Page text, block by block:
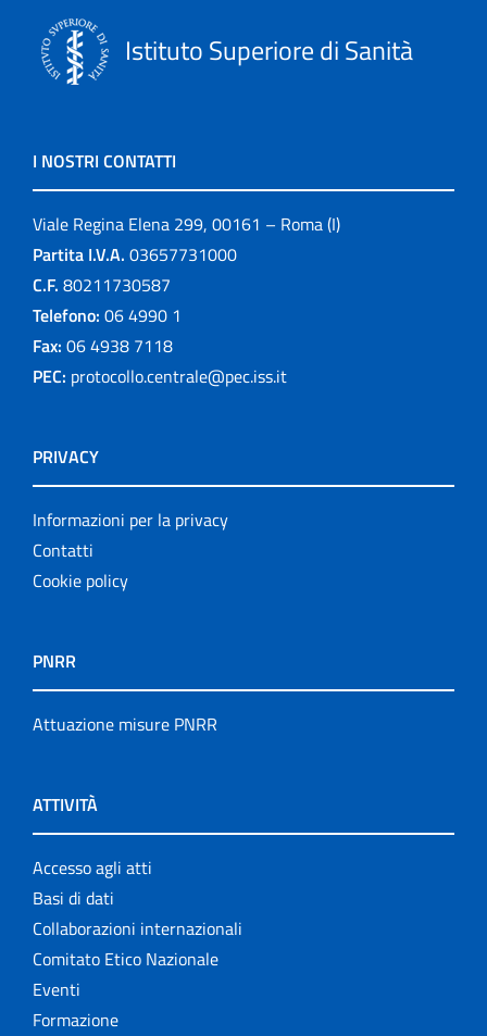
Istituto Superiore di Sanità
I NOSTRI CONTATTI
Viale Regina Elena 299, 00161 – Roma (I)
Partita I.V.A. 03657731000
C.F. 80211730587
Telefono: 06 4990 1
Fax: 06 4938 7118
PEC: protocollo.centrale@pec.iss.it
PRIVACY
Informazioni per la privacy
Contatti
Cookie policy
PNRR
Attuazione misure PNRR
ATTIVITÀ
Accesso agli atti
Basi di dati
Collaborazioni internazionali
Comitato Etico Nazionale
Eventi
Formazione